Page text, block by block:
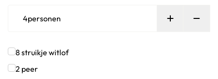
4personen Persoon
8 struikje witlof
Klik om dit selectievakje aan te vinken
2 peer